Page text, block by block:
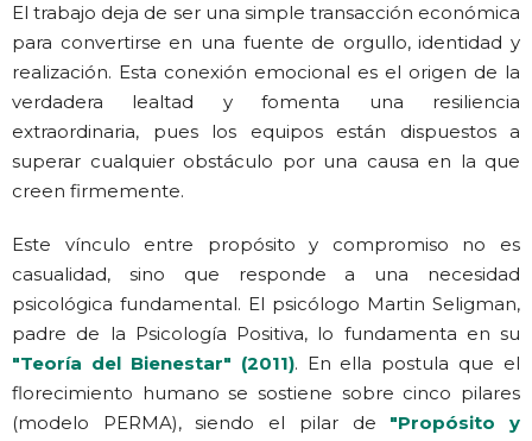
El trabajo deja de ser una simple transacción económica
para convertirse en una fuente de orgullo, identidad y
realización. Esta conexión emocional es el origen de la
verdadera lealtad y fomenta una resiliencia
extraordinaria, pues los equipos están dispuestos a
superar cualquier obstáculo por una causa en la que
creen firmemente.
Este vínculo entre propósito y compromiso no es
casualidad, sino que responde a una necesidad
psicológica fundamental. El psicólogo Martin Seligman,
padre de la Psicología Positiva, lo fundamenta en su
"Teoría del Bienestar" (2011). En ella postula que el
florecimiento humano se sostiene sobre cinco pilares
(modelo PERMA), siendo el pilar de "Propósito y